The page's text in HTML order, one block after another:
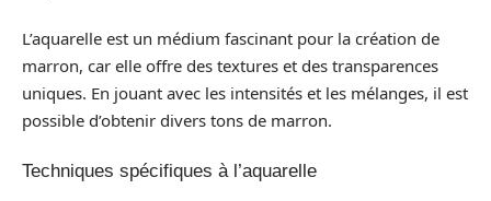
L’aquarelle est un médium fascinant pour la création de
marron, car elle offre des textures et des transparences
uniques. En jouant avec les intensités et les mélanges, il est
possible d’obtenir divers tons de marron.
Techniques spécifiques à l’aquarelle